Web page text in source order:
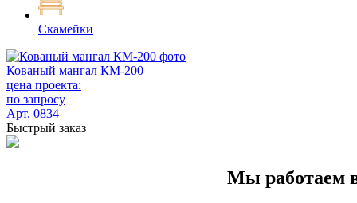
Скамейки
Кованый мангал КМ-200
цена проекта:
по запросу
Арт. 0834
Быстрый заказ
Мы работаем